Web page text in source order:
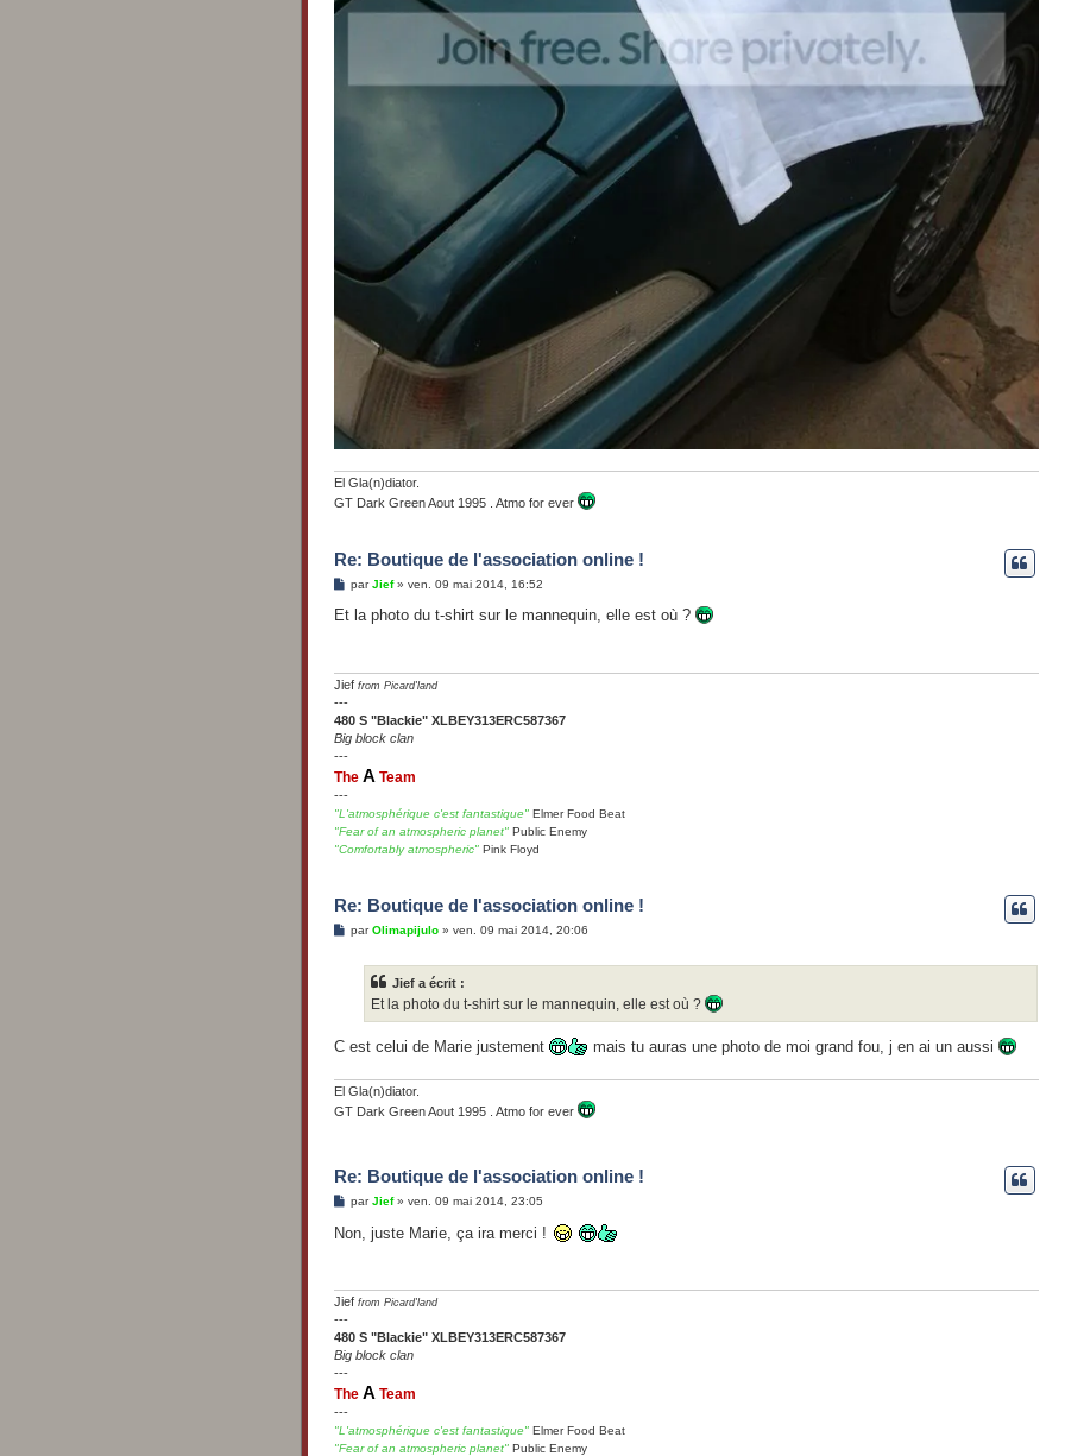
El Gla(n)diator.
GT Dark Green Aout 1995 . Atmo for ever
Re: Boutique de l'association online !
M
s
parJief» ven. 09 mai 2014, 16:52
Et la photo du t-shirt sur le mannequin, elle est où ?
Jief from Picard'land
---
480 S "Blackie" XLBEY313ERC587367
Big block clan
---
The A Team
---
"L'atmosphérique c'est fantastique" Elmer Food Beat
"Fear of an atmospheric planet" Public Enemy
"Comfortably atmospheric" Pink Floyd
Re: Boutique de l'association online !
MparOlimapijulo » ven. 09 mai 2014, 20:06
Jief a écrit :
Et la photo du t-shirt sur le mannequin, elle est où ?
C est celui de Marie justement mais tu auras une photo de moi grand fou, j en ai un aussi
El Gla(n)diator.
GT Dark Green Aout 1995 . Atmo for ever
Re: Boutique de l'association online !
M
s
s
parJief» ven. 09 mai 2014, 23:05
Non, juste Marie, ça ira merci !
Jief from Picard'land
---
480 S "Blackie" XLBEY313ERC587367
Big block clan
---
The A Team
---
"L'atmosphérique c'est fantastique" Elmer Food Beat
"Fear of an atmospheric planet" Public Enemy